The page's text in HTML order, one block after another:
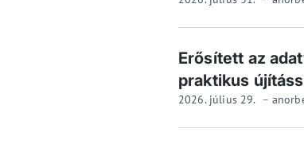
Erősített az
praktikus
2026. július 29.